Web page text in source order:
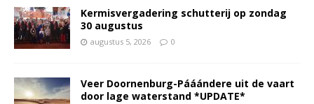
Kermisvergadering schutterij op zondag
30 augustus
augustus 5, 2026 0
Veer Doornenburg-Pááándere uit de vaart
door lage waterstand *UPDATE*